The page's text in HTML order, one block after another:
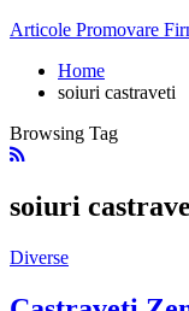
Articole Promovare
Home
soiuri castraveti
Browsing Tag
soiuri
Diverse